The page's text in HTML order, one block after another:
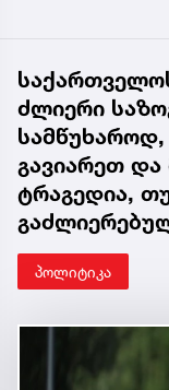
ძლიერი
გავიარეთ და
ტრაგედია,
პოლიტიკა